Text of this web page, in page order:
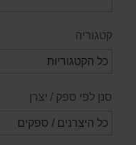
קטגוריה
סנן לפי ספק / יצרן